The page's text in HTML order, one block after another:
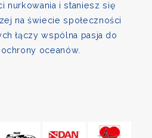
nurkowania i staniesz się
na świecie społeczności
łączy wspólna pasja do
oceanów.